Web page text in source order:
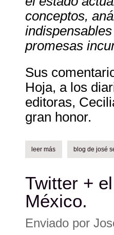
conceptos,
promesas
Sus
Hoja, a los
editoras,
gran honor.
leer más sobre "un mundo
blog de josé
Twitter +
México.
Enviado por